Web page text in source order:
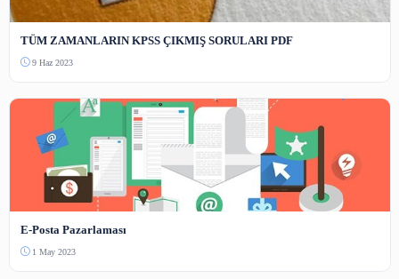
KPSS Lisans(KPSS A, KPSS B ve ÖABT) ÇIKMIŞ SORULAR
13 Haz 2023